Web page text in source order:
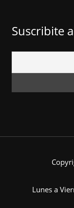
Suscribite
Lunes a